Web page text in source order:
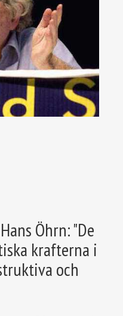
Öhrn: "De
krafterna i
och